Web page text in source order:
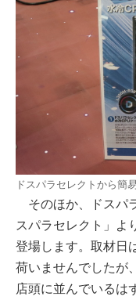
ドスパラセレクトから簡
そのほか、ドスパ
スパラセレクト」よ
登場します。取材日
荷いませんでしたが
店頭に並んでいるは